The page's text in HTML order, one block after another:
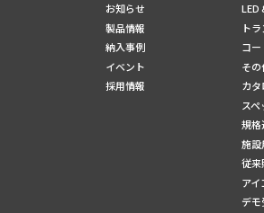
お知らせ
製品情報
納入事例
イベント
採用情報
LED
ト
コ
そ
カ
ス
規格
施設
従来
アイ
デ